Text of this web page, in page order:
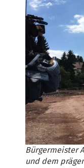
Bürgermeister
und dem